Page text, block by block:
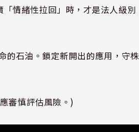
情緒性拉回」時，才是法人級別
的石油。鎖定新開出的應用，守株
審慎評估風險。)